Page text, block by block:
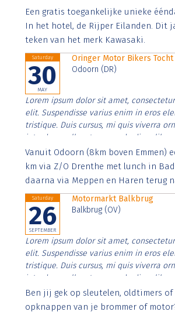
Aenean faucibus nibh et justo cursus id
imperdiet. Nunc ut sem vitae risus
Een gratis toegankelijke unieke
In het hotel, de Rijper Eilanden. Dit
teken van het merk Kawasaki.
Saturday
30
MAY
Oringer Motor Bikers Tocht
Odoorn (DR)
Lorem ipsum dolor sit amet,
elit. Suspendisse varius enim in eros
tristique. Duis cursus, mi quis viverra
interdum nulla, ut commodo diam
Aenean faucibus nibh et justo cursus id
imperdiet. Nunc ut sem vitae risus
Vanuit Odoorn (8km boven Emmen)
km via Z/O Drenthe met lunch in
daarna via Meppen en Haren terug
Saturday
26
SEPTEMBER
Motormarkt Balkbrug
Balkbrug (OV)
Lorem ipsum dolor sit amet,
elit. Suspendisse varius enim in eros
tristique. Duis cursus, mi quis viverra
interdum nulla, ut commodo diam
Aenean faucibus nibh et justo cursus id
imperdiet. Nunc ut sem vitae risus
Ben jij gek op sleutelen, oldtimers of
opknappen van je brommer of